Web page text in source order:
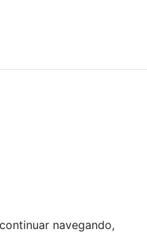
navegando,